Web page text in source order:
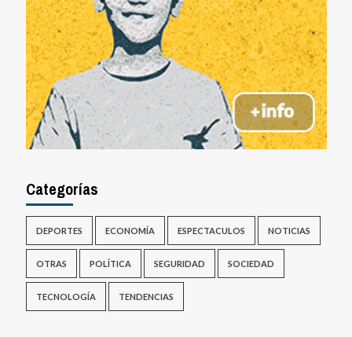
Categorías
DEPORTES ECONOMÍA ESPECTACULOS NOTICIAS
OTRAS POLÍTICA SEGURIDAD SOCIEDAD
TECNOLOGÍA TENDENCIAS